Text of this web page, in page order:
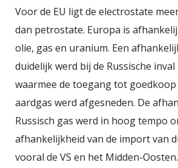
Voor de EU ligt de electrostate
dan petrostate. Europa is
olie, gas en uranium. Een
duidelijk werd bij de Russische
waarmee de toegang tot goedkoop
aardgas werd afgesneden. De
Russisch gas werd in hoog tempo
afhankelijkheid van de import van
vooral de VS en het Midden-